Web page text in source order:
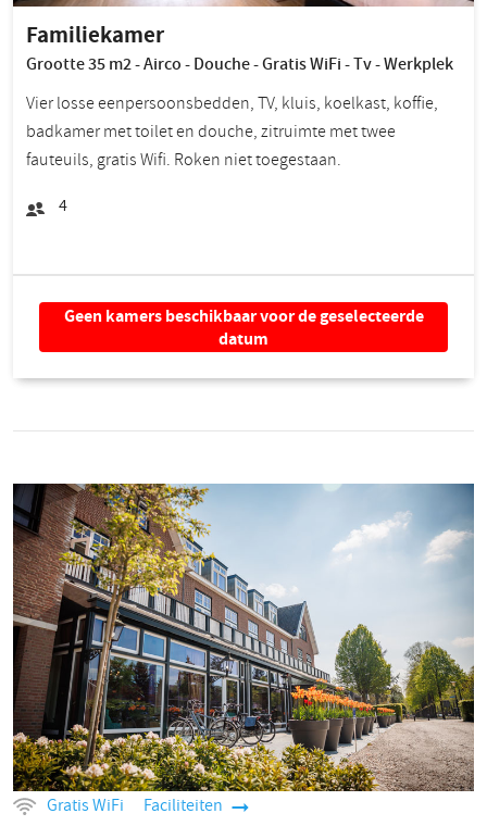
Familiekamer
Grootte 35 m2 - Airco - Douche - Gratis WiFi - Tv - Werkplek
Vier losse eenpersoonsbedden, TV, kluis, koelkast, koffie,
badkamer met toilet en douche, zitruimte met twee
fauteuils, gratis Wifi. Roken niet toegestaan.
4
Geen kamers beschikbaar voor de geselecteerde
datum
Gratis WiFi Faciliteiten